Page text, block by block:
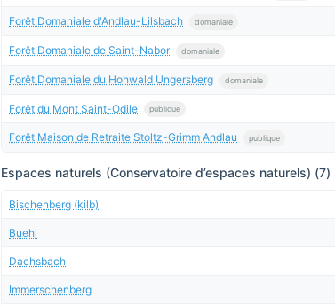
Forêt Domaniale d'Andlau-Lilsbach domaniale
Forêt Domaniale de Saint-Nabor domaniale
Forêt Domaniale du Hohwald Ungersberg domaniale
Forêt du Mont Saint-Odile publique
Forêt Maison de Retraite Stoltz-Grimm Andlau publique
Espaces naturels (Conservatoire d’espaces naturels) (7)
Bischenberg (kilb)
Buehl
Dachsbach
Immerschenberg